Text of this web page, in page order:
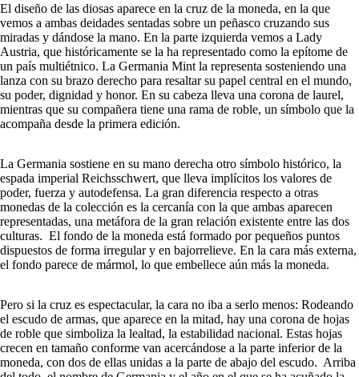
El diseño de las diosas aparece en la cruz de la moneda, en la que
vemos a ambas deidades sentadas sobre un peñasco cruzando sus
miradas y dándose la mano. En la parte izquierda vemos a Lady
Austria, que históricamente se la ha representado como la epítome de
un país multiétnico. La Germania Mint la representa sosteniendo una
lanza con su brazo derecho para resaltar su papel central en el mundo,
su poder, dignidad y honor. En su cabeza lleva una corona de laurel,
mientras que su compañera tiene una rama de roble, un símbolo que la
acompaña desde la primera edición.
La Germania sostiene en su mano derecha otro símbolo histórico, la
espada imperial Reichsschwert, que lleva implícitos los valores de
poder, fuerza y autodefensa. La gran diferencia respecto a otras
monedas de la colección es la cercanía con la que ambas aparecen
representadas, una metáfora de la gran relación existente entre las dos
culturas. El fondo de la moneda está formado por pequeños puntos
dispuestos de forma irregular y en bajorrelieve. En la cara más externa,
el fondo parece de mármol, lo que embellece aún más la moneda.
Pero si la cruz es espectacular, la cara no iba a serlo menos: Rodeando
el escudo de armas, que aparece en la mitad, hay una corona de hojas
de roble que simboliza la lealtad, la estabilidad nacional. Estas hojas
crecen en tamaño conforme van acercándose a la parte inferior de la
moneda, con dos de ellas unidas a la parte de abajo del escudo. Arriba